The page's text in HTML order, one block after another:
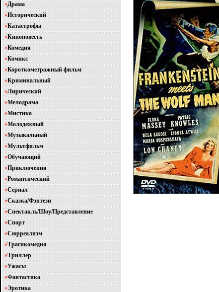
»Драма
»Исторический
»Катастрофы
»Киноповесть
»Комедия
»Комикс
»Короткометражный фильм
»Криминальный
»Лирический
»Мелодрама
»Мистика
»Молодежный
»Музыкальный
»Мультфильм
»Обучающий
»Приключения
»Романтический
»Сериал
»Сказка/Фэнтези
»Спектакль/Шоу/Представление
»Спорт
»Сюрреализм
»Трагикомедия
»Триллер
»Ужасы
»Фантастика
»Эротика